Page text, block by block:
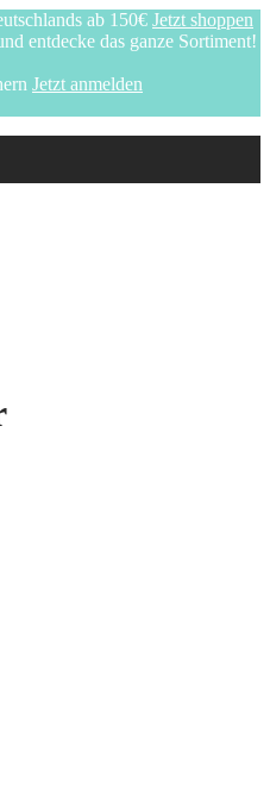
ab 150€ Jetzt shoppen
entdecke das ganze Sortiment!
Jetzt anmelden